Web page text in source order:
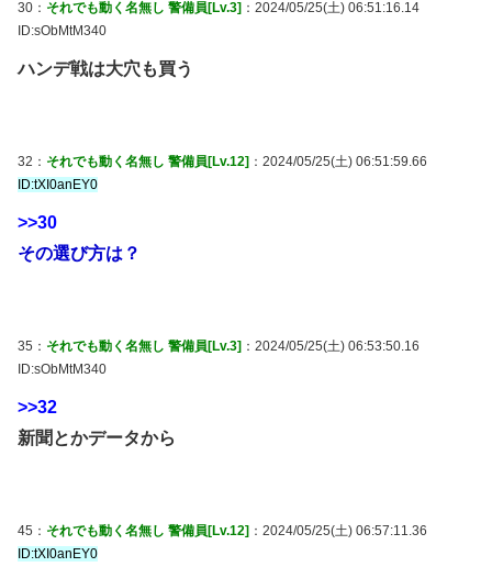
30： それでも動く名無し 警備員[Lv.3] ：2024/05/25(土) 06:51:16.14
ID:sObMtM340
ハンデ戦は大穴も買う
32： それでも動く名無し 警備員[Lv.12] ：2024/05/25(土) 06:51:59.66
ID:tXI0anEY0
>>30
その選び方は？
35： それでも動く名無し 警備員[Lv.3] ：2024/05/25(土) 06:53:50.16
ID:sObMtM340
>>32
新聞とかデータから
45： それでも動く名無し 警備員[Lv.12] ：2024/05/25(土) 06:57:11.36
ID:tXI0anEY0